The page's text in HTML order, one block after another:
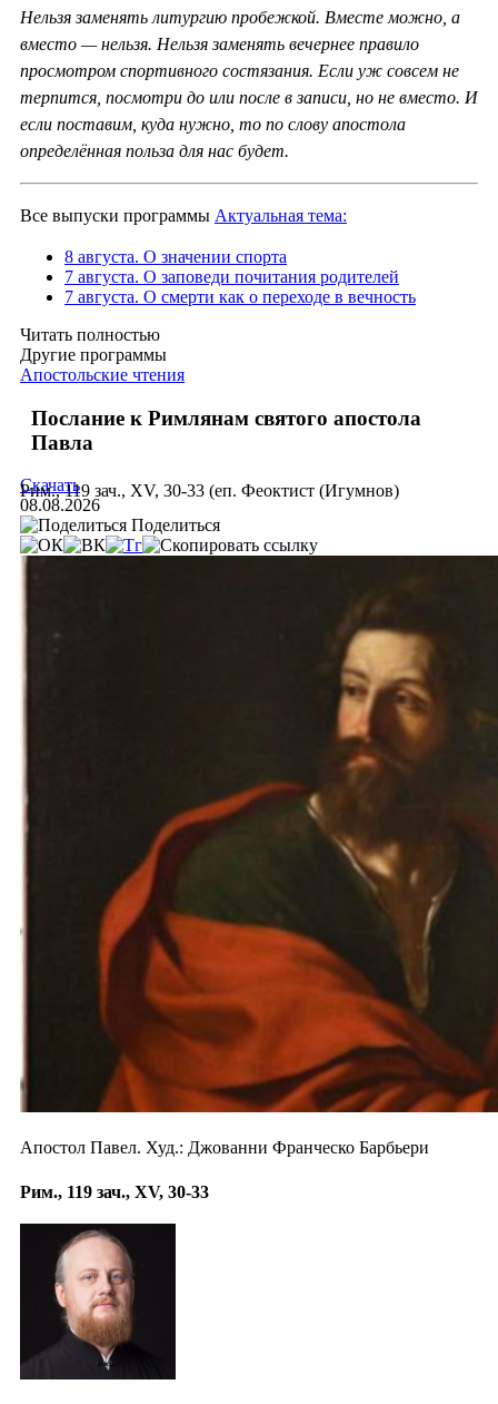
Нельзя заменять литургию пробежкой. Вместе можно, а
вместо — нельзя. Нельзя заменять вечернее правило
просмотром спортивного состязания. Если уж совсем не
терпится, посмотри до или после в записи, но не вместо. И
если поставим, куда нужно, то по слову апостола
определённая польза для нас будет.
Все выпуски программы Актуальная тема:
8 августа. О значении спорта
7 августа. О заповеди почитания родителей
7 августа. О смерти как о переходе в вечность
Читать полностью
Другие программы
Апостольские чтения
Послание к Римлянам святого апостола
Павла
Рим., 119 зач., XV, 30-33 (еп. Феоктист (Игумнов)
Скачать
08.08.2026
Поделиться
Апостол Павел. Худ.: Джованни Франческо Барбьери
Рим., 119 зач., XV, 30-33